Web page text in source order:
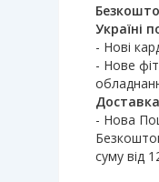
Україні
- Нові
- Нове
- Нова
суму від